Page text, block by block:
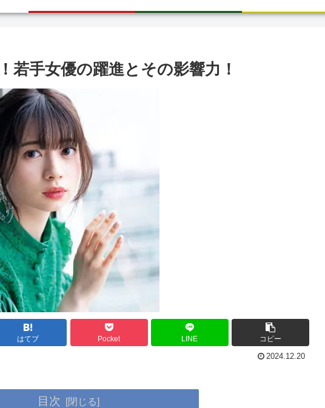
若手女優の躍進とその影響力！
はてブ Pocket LINE コピー
2024.12.20
目次